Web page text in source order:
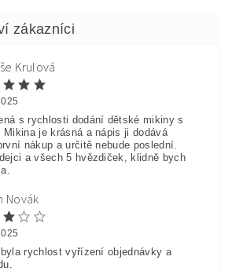
Krulová
s rychlosti dodání dětské mikiny s
Mikina je krásná a nápis ji dodává
nákup a určitě nebude poslední.
a všech 5 hvězdiček, klidně bych
Novák
rychlost vyřízení objednávky a